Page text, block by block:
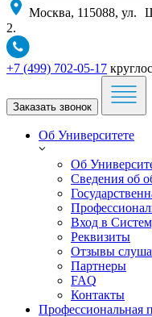
Москва, 115088, ул.
2.
+7 (499) 702-05-17
Заказать звонок
Об Университете
Об
Сведения об
Вход в
Реквизиты
Отзывы
Партнеры
FAQ
Контакты
Профессиональная